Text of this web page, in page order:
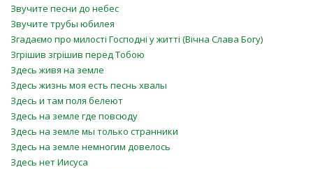
Звучите песни до небес
Звучите трубы юбилея
Згадаємо про милості Господні у житті (Вічна Слава Богу)
Згрішив згрішив перед Тобою
Здесь живя на земле
Здесь жизнь моя есть песнь хвалы
Здесь и там поля белеют
Здесь на земле где повсюду
Здесь на земле мы только странники
Здесь на земле немногим довелось
Здесь нет Иисуса